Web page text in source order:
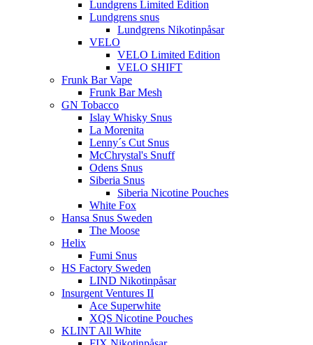
Lundgrens Limited Edition
Lundgrens snus
Lundgrens Nikotinpåsar
VELO
VELO Limited Edition
VELO SHIFT
Frunk Bar Vape
Frunk Bar Mesh
GN Tobacco
Islay Whisky Snus
La Morenita
Lenny´s Cut Snus
McChrystal's Snuff
Odens Snus
Siberia Snus
Siberia Nicotine Pouches
White Fox
Hansa Snus Sweden
The Moose
Helix
Fumi Snus
HS Factory Sweden
LIND Nikotinpåsar
Insurgent Ventures II
Ace Superwhite
XQS Nicotine Pouches
KLINT All White